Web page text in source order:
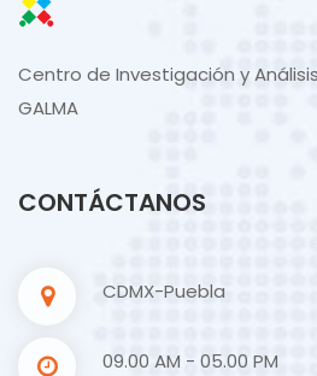
Centro de Investigación y
GALMA
CONTÁCTANOS
CDMX-Puebla
09.00 AM - 05.00 PM